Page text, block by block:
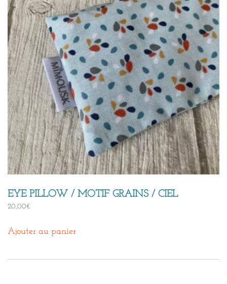
EYE PILLOW / MOTIF GRAINS / CIEL
20,00€
Ajouter au panier